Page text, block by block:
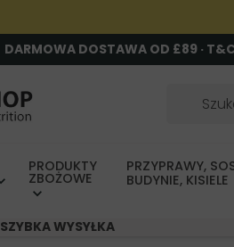
DARMOWA DOSTAWA OD £89 ·
PRODUKTY
ZBOŻOWE
PRZYPRAWY,
BUDYNIE, KISIELE
SZYBKA WYSYŁKA